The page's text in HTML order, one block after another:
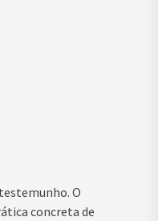
O
concreta de